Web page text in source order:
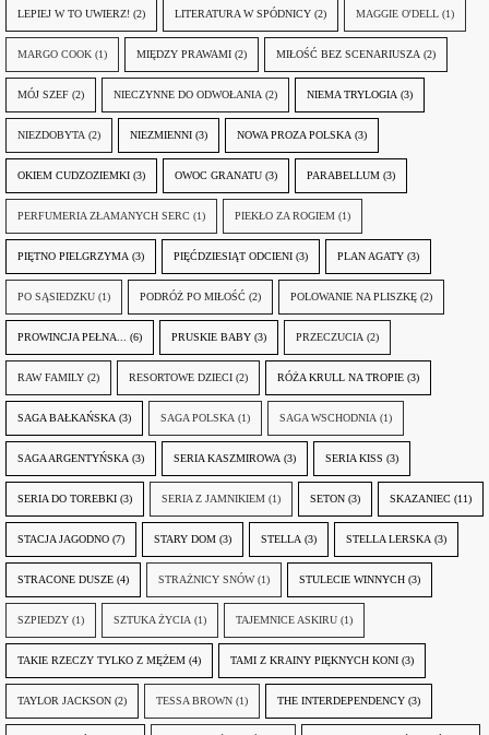
LEPIEJ W TO UWIERZ! (2) LITERATURA W SPÓDNICY (2) MAGGIE O'DELL (1)
MARGO COOK (1) MIĘDZY PRAWAMI (2) MIŁOŚĆ BEZ SCENARIUSZA (2)
MÓJ SZEF (2) NIECZYNNE DO ODWOŁANIA (2) NIEMA TRYLOGIA (3)
NIEZDOBYTA (2) NIEZMIENNI (3) NOWA PROZA POLSKA (3)
OKIEM CUDZOZIEMKI (3) OWOC GRANATU (3) PARABELLUM (3)
PERFUMERIA ZŁAMANYCH SERC (1) PIEKŁO ZA ROGIEM (1)
PIĘTNO PIELGRZYMA (3) PIĘĆDZIESIĄT ODCIENI (3) PLAN AGATY (3)
PO SĄSIEDZKU (1) PODRÓŻ PO MIŁOŚĆ (2) POLOWANIE NA PLISZKĘ (2)
PROWINCJA PEŁNA... (6) PRUSKIE BABY (3) PRZECZUCIA (2)
RAW FAMILY (2) RESORTOWE DZIECI (2) RÓŻA KRULL NA TROPIE (3)
SAGA BAŁKAŃSKA (3) SAGA POLSKA (1) SAGA WSCHODNIA (1)
SAGA ARGENTYŃSKA (3) SERIA KASZMIROWA (3) SERIA KISS (3)
SERIA DO TOREBKI (3) SERIA Z JAMNIKIEM (1) SETON (3) SKAZANIEC (11)
STACJA JAGODNO (7) STARY DOM (3) STELLA (3) STELLA LERSKA (3)
STRACONE DUSZE (4) STRAŻNICY SNÓW (1) STULECIE WINNYCH (3)
SZPIEDZY (1) SZTUKA ŻYCIA (1) TAJEMNICE ASKIRU (1)
TAKIE RZECZY TYLKO Z MĘŻEM (4) TAMI Z KRAINY PIĘKNYCH KONI (3)
TAYLOR JACKSON (2) TESSA BROWN (1) THE INTERDEPENDENCY (3)